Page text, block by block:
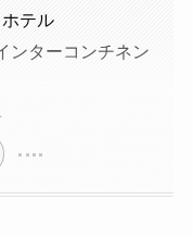
テル
ンターコンチネン